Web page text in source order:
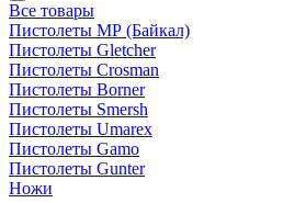
Все товары
Пистолеты МР (Байкал)
Пистолеты Gletcher
Пистолеты Crosman
Пистолеты Borner
Пистолеты Smersh
Пистолеты Umarex
Пистолеты Gamo
Пистолеты Gunter
Ножи